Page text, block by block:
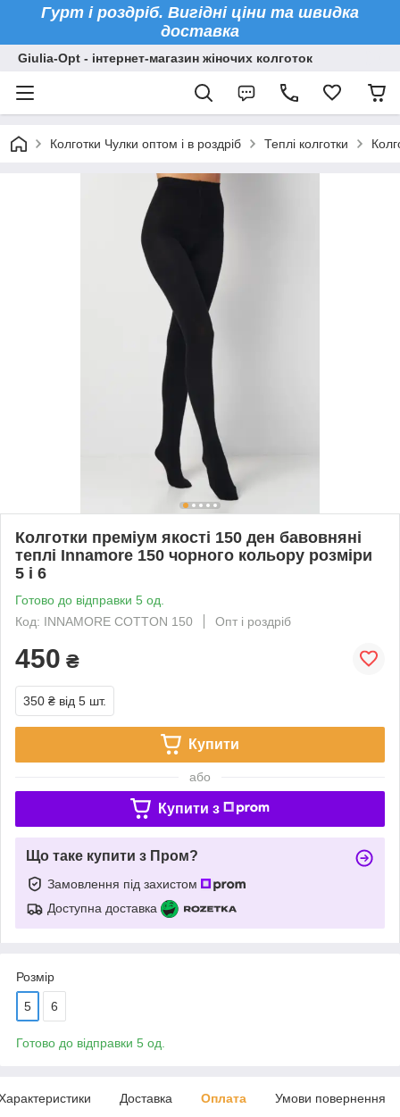
Гурт і роздріб. Вигідні ціни та швидка
доставка
Giulia-Opt - інтернет-магазин жіночих колготок
Колготки Чулки оптом і в роздріб Теплі колготки
Колготки преміум якості 150 ден бавовняні
теплі Innamore 150 чорного кольору розміри
5 і 6
Готово до відправки 5 од.
Код: INNAMORE COTTON 150
Опт і роздріб
450 ₴
350 ₴ від 5 шт.
Купити
або
Купити з
Що таке купити з Пром?
Замовлення під захистом
Доступна доставка
Розмір
5 6
Готово до відправки 5 од.
Доставка Оплата Умови повернення